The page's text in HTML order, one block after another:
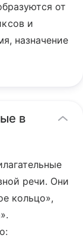
от
и
назначение
в
речи. Они
кольцо»,